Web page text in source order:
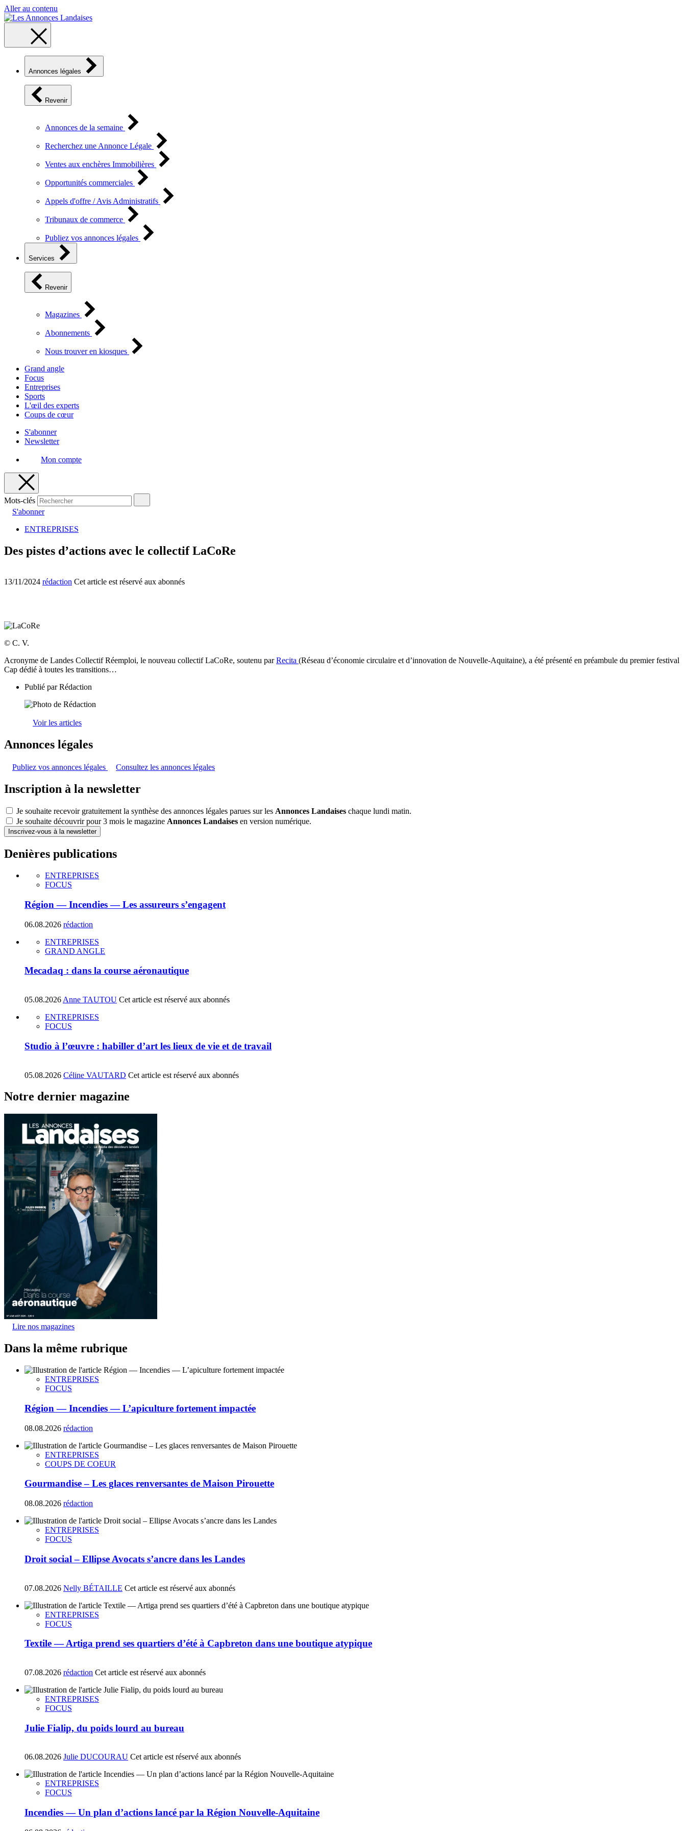
Aller au contenu
Annonces légales
Revenir
Annonces de la semaine
Recherchez une Annonce Légale
Ventes aux enchères Immobilières
Opportunités commerciales
Appels d'offre / Avis Administratifs
Tribunaux de commerce
Publiez vos annonces légales
Services
Revenir
Magazines
Abonnements
Nous trouver en kiosques
Grand angle
Focus
Entreprises
Sports
L'œil des experts
Coups de cœur
S'abonner
Newsletter
Mon compte
Mots-clés
S'abonner
ENTREPRISES
Des pistes d’actions avec le collectif LaCoRe
13/11/2024 rédaction Cet article est réservé aux abonnés
© C. V.
Acronyme de Landes Collectif Réemploi, le nouveau collectif LaCoRe, soutenu parRecita (Réseau d’économie circulaire et d’innovation de Nouvelle-Aquitaine), a été présenté en préambule du premier festival
Cap dédié à toutes les transitions…
Publié parRédaction
Voir les articles
Annonces légales
Publiez vos annonces légales Consultez les annonces légales
Inscription à la newsletter
Je souhaite recevoir gratuitement la synthèse des annonces légales parues sur les Annonces Landaises chaque lundi matin.
Je souhaite découvrir pour 3 mois le magazine Annonces Landaises en version numérique.
Inscrivez-vous à la newsletter
Denières publications
ENTREPRISES
FOCUS
Région — Incendies — Les assureurs s’engagent
06.08.2026 rédaction
ENTREPRISES
GRAND ANGLE
Mecadaq : dans la course aéronautique
05.08.2026 Anne TAUTOU Cet article est réservé aux abonnés
ENTREPRISES
FOCUS
Studio à l’œuvre : habiller d’art les lieux de vie et de travail
05.08.2026 Céline VAUTARD Cet article est réservé aux abonnés
Notre dernier magazine
Lire nos magazines
Dans la même rubrique
ENTREPRISES
FOCUS
Région — Incendies — L’apiculture fortement impactée
08.08.2026 rédaction
ENTREPRISES
COUPS DE COEUR
Gourmandise – Les glaces renversantes de Maison Pirouette
08.08.2026 rédaction
ENTREPRISES
FOCUS
Droit social – Ellipse Avocats s’ancre dans les Landes
07.08.2026 Nelly BÉTAILLE Cet article est réservé aux abonnés
ENTREPRISES
FOCUS
Textile — Artiga prend ses quartiers d’été à Capbreton dans une boutique atypique
07.08.2026 rédaction Cet article est réservé aux abonnés
ENTREPRISES
FOCUS
Julie Fialip, du poids lourd au bureau
06.08.2026 Julie DUCOURAU Cet article est réservé aux abonnés
ENTREPRISES
FOCUS
Incendies — Un plan d’actions lancé par la Région Nouvelle-Aquitaine